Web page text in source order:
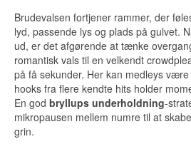
Brudevalsen fortjener rammer, der
lyd, passende lys og plads på gulvet.
ud, er det afgørende at tænke
romantisk vals til en velkendt
på få sekunder. Her kan medleys
hooks fra flere kendte hits holder
En god bryllups underholdning-
mikropausen mellem numre til at
grin.